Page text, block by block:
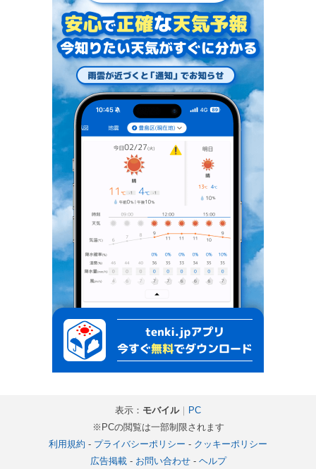
表示： モバイル｜ PC
※PCの閲覧は一部制限されます
利用規約 - プライバシーポリシー - クッキーポリシー
広告掲載- お問い合わせ- ヘルプ